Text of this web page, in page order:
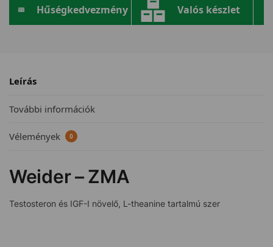
Hűségkedvezmény Valós készlet
Leírás
További információk
Vélemények 0
Weider – ZMA
Testosteron és IGF-I növelő, L-theanine tartalmú szer